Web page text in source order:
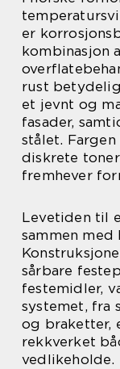
er
kombinasjon
rust
et jevnt og
fasader,
stålet.
diskrete
fremhever
Levetiden til
sammen
sårbare
festemidler,
systemet, fra
og braketter,
rekkverket
vedlikeholde.